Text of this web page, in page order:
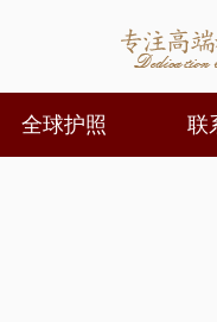
全球护照 联